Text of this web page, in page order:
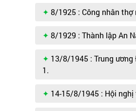
8/1925 : Công nhân
8/1929 : Thành lập An
13/8/1945 : Trung
1.
14-15/8/1945 : Hội nghị